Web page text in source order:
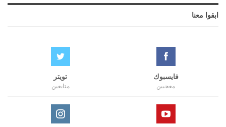
ابقوا معنا
فايسبوك
معجبين
تويتر
متابعين